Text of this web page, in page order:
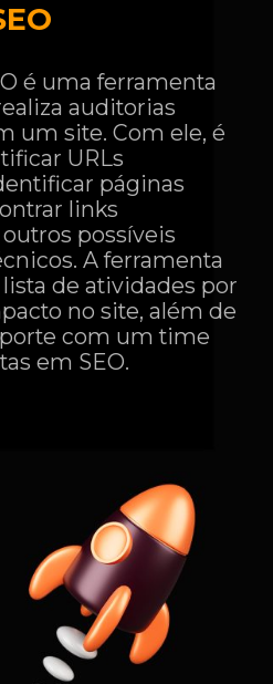
é uma ferramenta
auditorias
um site. Com ele, é
URLs
páginas
links
possíveis
A ferramenta
de atividades por
no site, além de
com um time
em SEO.